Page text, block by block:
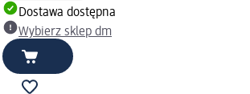
Dostawa dostępna
Wybierz sklep dm